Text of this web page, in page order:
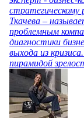
стратегическому
Ткачева –
проблемным
диагностики
выхода из
пирамидой